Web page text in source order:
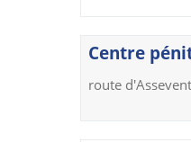
Centre
route